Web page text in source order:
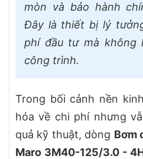
mòn và bảo hành
Đây là thiết bị lý
phí đầu tư mà không
công trình.
Trong bối cảnh nền
hóa về chi phí nhưng
quả kỹ thuật, dòng Bơm
Maro 3M40-125/3.0 -